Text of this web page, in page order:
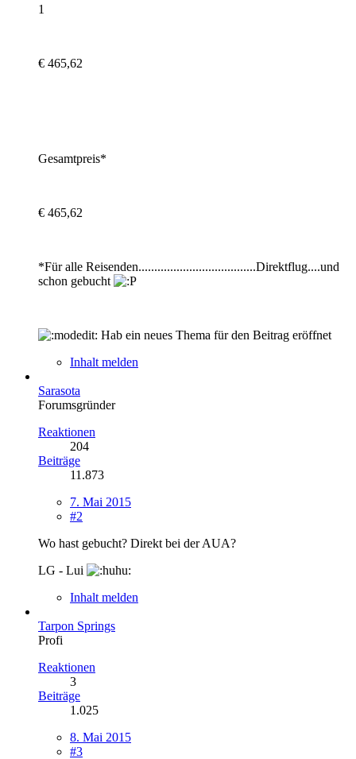
1
€ 465,62
Gesamtpreis*
€ 465,62
*Für alle Reisenden.....................................Direktflug....und
schon gebucht
Hab ein neues Thema für den Beitrag eröffnet
Inhalt melden
Sarasota
Forumsgründer
Reaktionen
204
Beiträge
11.873
7. Mai 2015
#2
Wo hast gebucht? Direkt bei der AUA?
LG - Lui
Inhalt melden
Tarpon Springs
Profi
Reaktionen
3
Beiträge
1.025
8. Mai 2015
#3